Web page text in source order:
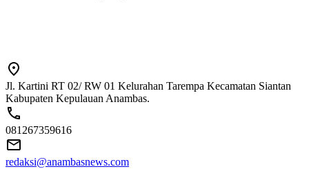
Jl. Kartini RT 02/ RW 01 Kelurahan Tarempa Kecamatan Siantan
Kabupaten Kepulauan Anambas.
081267359616
redaksi@anambasnews.com